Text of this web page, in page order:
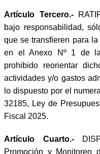
Artículo Tercero.-
bajo responsabilidad,
que se transfieren para
en el Anexo Nº 1 de la
prohibido reorientar
actividades y/o gastos
lo dispuesto por el
32185, Ley de
Fiscal 2025.
Artículo Cuarto.-
Promoción y Monitoreo